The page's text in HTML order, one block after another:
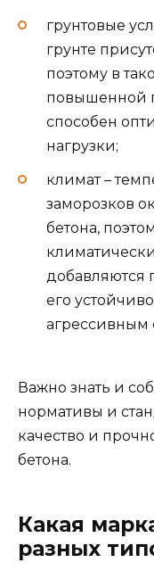
грунтовые
грунте
поэтому в
повышенной
способен
нагрузки;
климат –
заморозков
бетона,
добавляются
его
агрессивным
Важно знать и
нормативы и
качество и
бетона.
Какая
разных